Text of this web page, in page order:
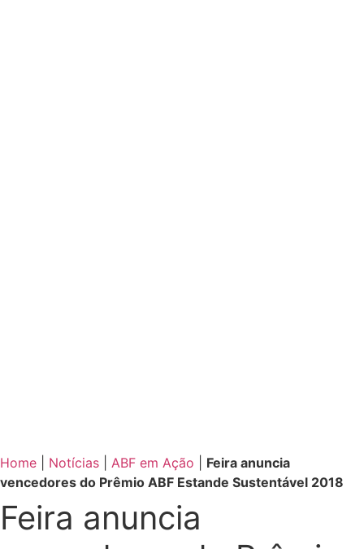
Home Notícias ABF em Ação
Feira anuncia
vencedores do Prêmio ABF Estande Sustentável 2018
Feira anuncia